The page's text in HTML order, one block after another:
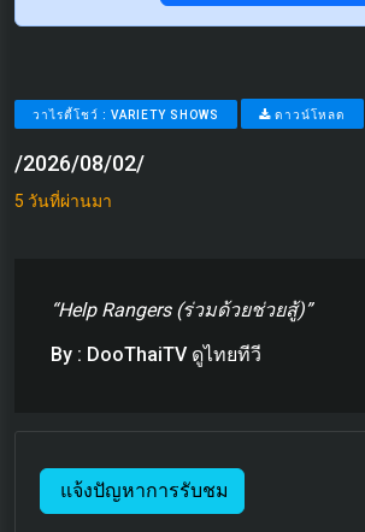
วาไรตี้โชว์ : VARIETY SHOWS ดาวน์โหลด
/2026/08/02/
5 วันที่ผ่านมา
“Help Rangers (ร่วมด้วยช่วยสู้)”
By : DooThaiTV ดูไทยทีวี
แจ้งปัญหาการรับชม